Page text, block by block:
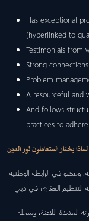
Has exceptional
(hyperlinked to
Testimonials from
Strong
Problem
A resourceful and
And follows
practices to
لماذا يختار المتعاملون نور الدين
وعضو في الرابطة الوطنية
التنظيم العقاري في دبي
العديدة اللافتة، وسجله